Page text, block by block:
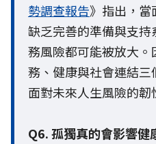
勢調查報告》指出，當
缺乏完善的準備與支
務風險都可能被放大
務、健康與社會連結
面對未來人生風險的韌
Q6. 孤獨真的會影響健